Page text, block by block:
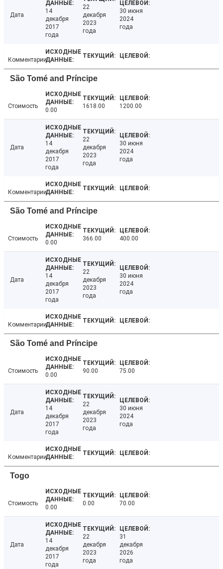
Дата
14
декабря
2017
года
22
декабря
2023
года
30 июня
2024
года
Комментарии
São Tomé and Príncipe
Стоимость
0.00
1618.00 1200.00
Дата
14
декабря
2017
года
22
декабря
2023
года
30 июня
2024
года
Комментарии
São Tomé and Príncipe
Стоимость
0.00
366.00 400.00
Дата
14
декабря
2017
года
22
декабря
2023
года
30 июня
2024
года
Комментарии
São Tomé and Príncipe
Стоимость
0.00
90.00 75.00
Дата
14
декабря
2017
года
22
декабря
2023
года
30 июня
2024
года
Комментарии
Togo
Стоимость
0.00
0.00 70.00
Дата
14
декабря
2017
года
22
декабря
2023
года
31
декабря
2026
года